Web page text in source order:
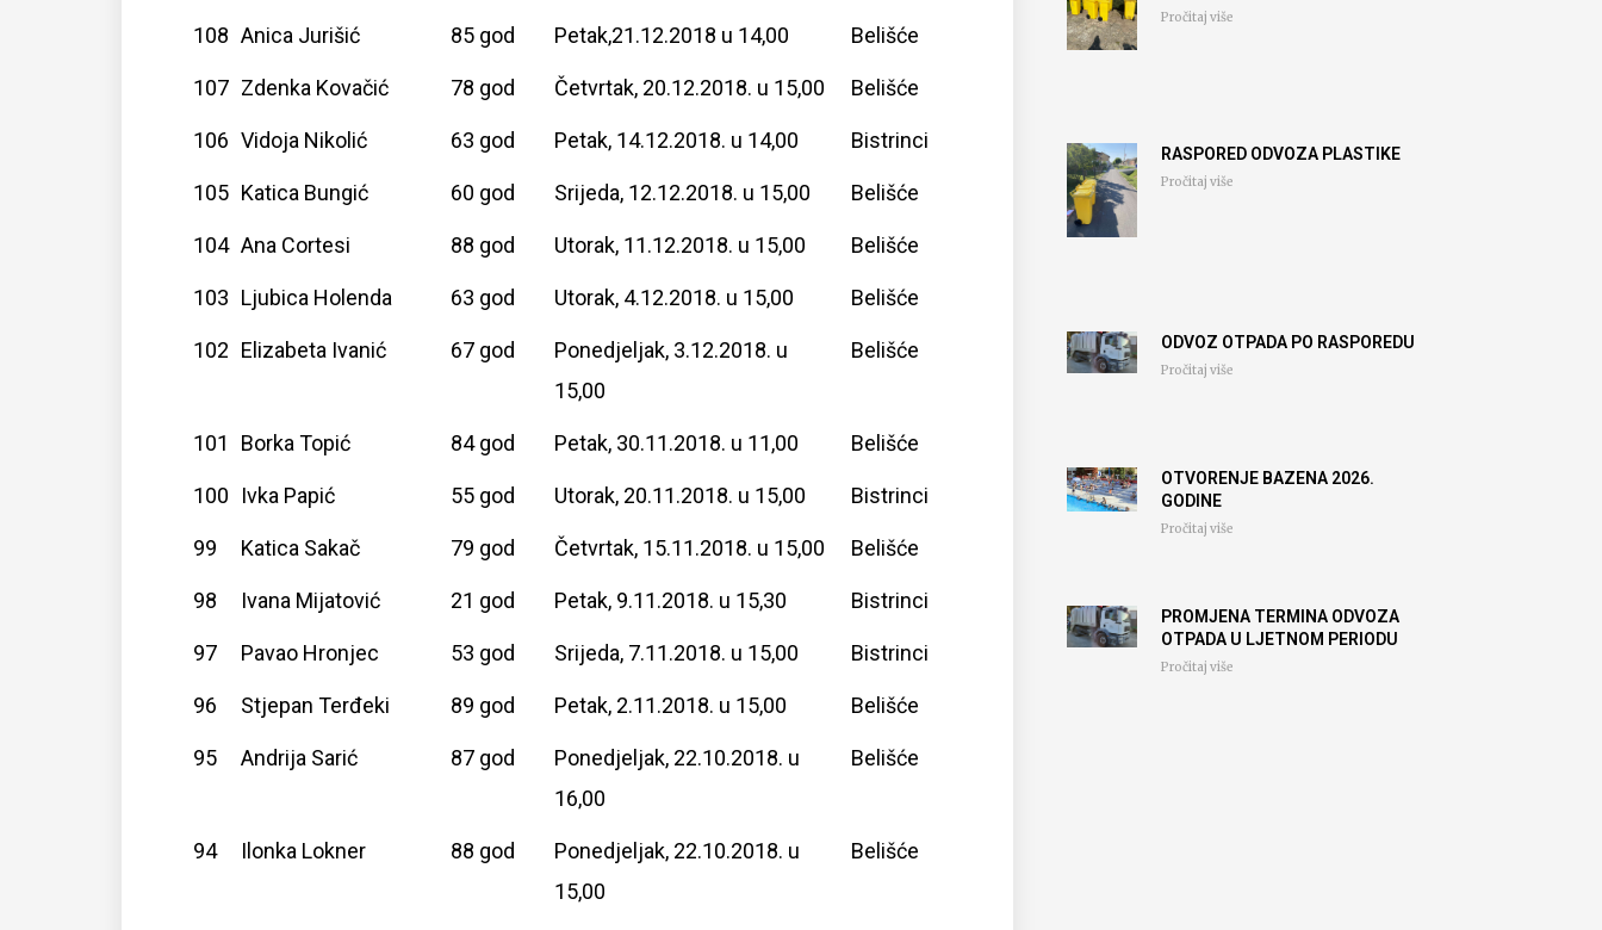
108 Anica Jurišić 85 god Petak,21.12.2018 u 14,00 Belišće
107 Zdenka Kovačić 78 god Četvrtak, 20.12.2018. u 15,00 Belišće
106 Vidoja Nikolić 63 god Petak, 14.12.2018. u 14,00 Bistrinci
105 Katica Bungić 60 god Srijeda, 12.12.2018. u 15,00 Belišće
104 Ana Cortesi 88 god Utorak, 11.12.2018. u 15,00 Belišće
103 Ljubica Holenda 63 god Utorak, 4.12.2018. u 15,00 Belišće
102 Elizabeta Ivanić 67 god
Ponedjeljak, 3.12.2018. u
15,00
Belišće
101 Borka Topić 84 god Petak, 30.11.2018. u 11,00 Belišće
100 Ivka Papić 55 god Utorak, 20.11.2018. u 15,00 Bistrinci
99 Katica Sakač 79 god Četvrtak, 15.11.2018. u 15,00 Belišće
98 Ivana Mijatović 21 god Petak, 9.11.2018. u 15,30 Bistrinci
97 Pavao Hronjec 53 god Srijeda, 7.11.2018. u 15,00 Bistrinci
96 Stjepan Terđeki 89 god Petak, 2.11.2018. u 15,00 Belišće
95 Andrija Sarić 87 god
Ponedjeljak, 22.10.2018. u
16,00
Belišće
94 Ilonka Lokner 88 god
Ponedjeljak, 22.10.2018. u
15,00
Belišće
Pročitaj više
RASPORED ODVOZA PLASTIKE
Pročitaj više
ODVOZ OTPADA PO RASPOREDU
Pročitaj više
OTVORENJE BAZENA 2026.
GODINE
Pročitaj više
PROMJENA TERMINA ODVOZA
OTPADA U LJETNOM PERIODU
Pročitaj više